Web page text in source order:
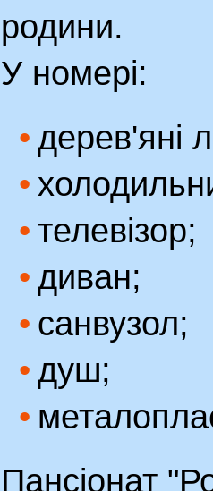
родини.
У номері:
дерев'яні
телевізор;
диван;
санвузол;
душ;
Пансіонат